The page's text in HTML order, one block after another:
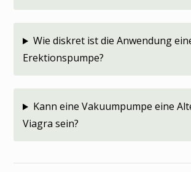
Wie diskret ist die Anwendung
Erektionspumpe?
Kann eine Vakuumpumpe eine
Viagra sein?